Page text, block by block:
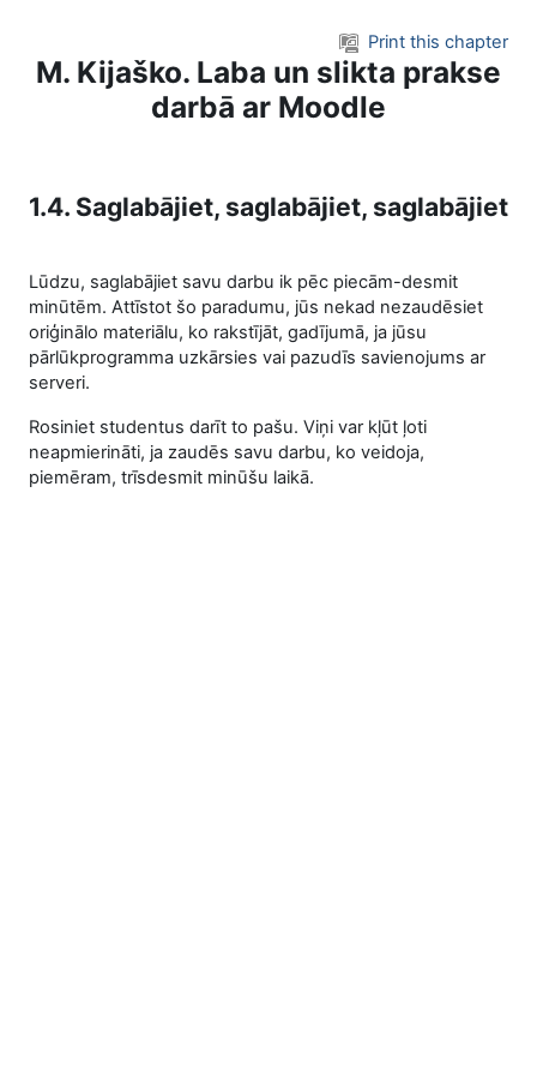
Print this chapter
M. Kijaško. Laba un slikta prakse
darbā ar Moodle
1.4. Saglabājiet, saglabājiet, saglabājiet
Lūdzu, saglabājiet savu darbu ik pēc piecām-desmit
minūtēm. Attīstot šo paradumu, jūs nekad nezaudēsiet
oriģinālo materiālu, ko rakstījāt, gadījumā, ja jūsu
pārlūkprogramma uzkārsies vai pazudīs savienojums ar
serveri.
Rosiniet studentus darīt to pašu. Viņi var kļūt ļoti
neapmierināti, ja zaudēs savu darbu, ko veidoja,
piemēram, trīsdesmit minūšu laikā.